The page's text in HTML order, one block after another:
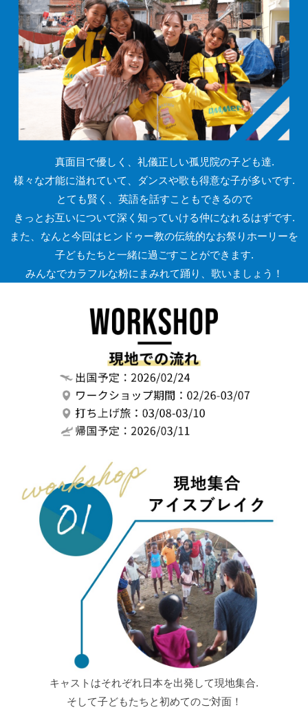
真面目で優しく、礼儀正しい孤児院の子ども達.
様々な才能に溢れていて、ダンスや歌も得意な子が多いです.
とても賢く、英語を話すこともできるので
きっとお互いについて深く知っていける仲になれるはずです.
また、なんと今回はヒンドゥー教の伝統的なお祭りホーリーを
子どもたちと一緒に過ごすことができます.
みんなでカラフルな粉にまみれて踊り、歌いましょう！
キャストはそれぞれ日本を出発して現地集合.
そして子どもたちと初めてのご対面！